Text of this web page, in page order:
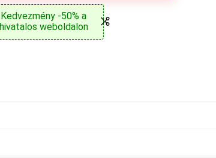
Kedvezmény -50% a
hivatalos weboldalon